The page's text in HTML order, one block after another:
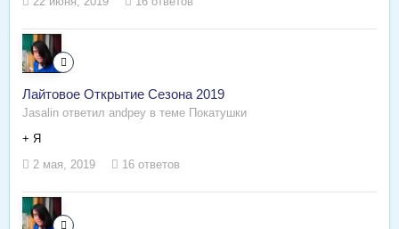
Лайтовое Открытие Сезона 2019
Jasalin ответил andpey в теме Покатушки
+ Я
2 мая, 2019
16 ответов